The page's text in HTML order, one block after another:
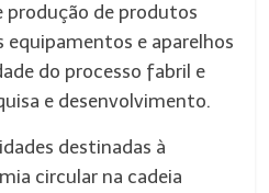
produção de produtos
e aparelhos
do processo fabril e
e desenvolvimento.
destinadas à
circular na cadeia